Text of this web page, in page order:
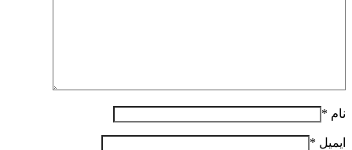
نام *
ایمیل *